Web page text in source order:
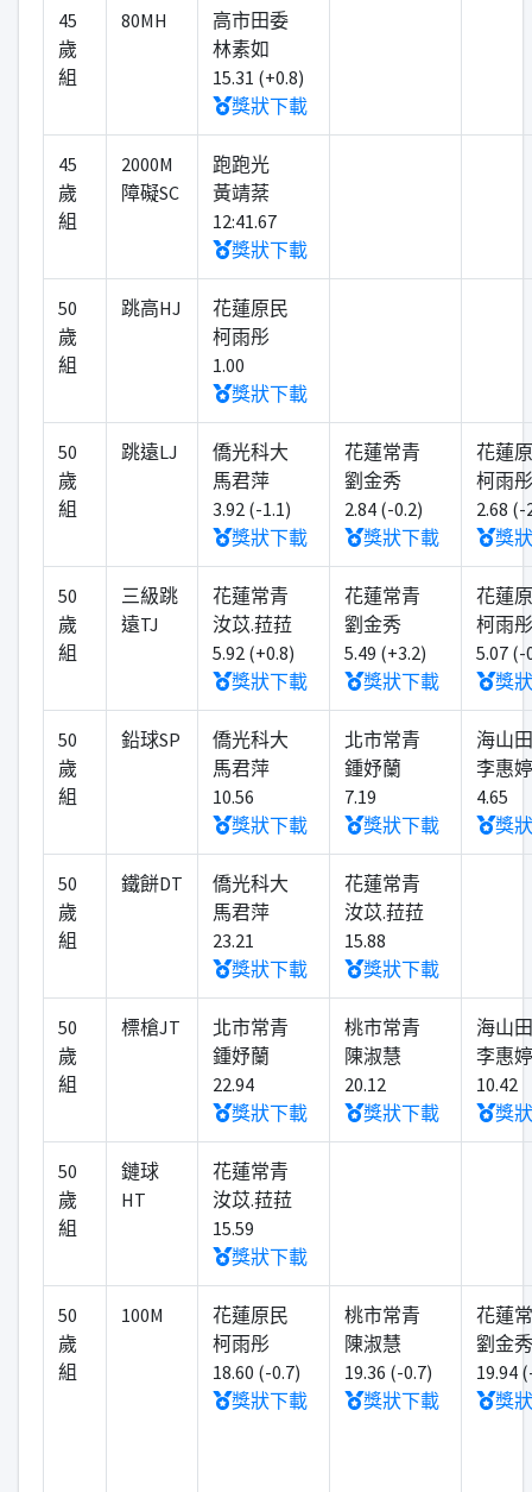
45
歲
組
80MH
高市田委
林素如
15.31 (+0.8)
獎狀下載
45
歲
組
2000M
障礙SC
跑跑光
黃靖棻
12:41.67
獎狀下載
50
歲
組
跳高HJ
花蓮原民
柯雨彤
1.00
獎狀下載
50
歲
組
跳遠LJ
僑光科大
馬君萍
3.92 (-1.1)
獎狀下載
花蓮常青
劉金秀
2.84 (-0.2)
獎狀下載
花蓮
柯雨彤
2.68 (-
獎
50
歲
組
三級跳
遠TJ
花蓮常青
汝苡.菈菈
5.92 (+0.8)
獎狀下載
花蓮常青
劉金秀
5.49 (+3.2)
獎狀下載
花蓮
柯雨彤
5.07 (-
獎
50
歲
組
鉛球SP
僑光科大
馬君萍
10.56
獎狀下載
北市常青
鍾妤蘭
7.19
獎狀下載
海山
李惠婷
4.65
獎
50
歲
組
鐵餅DT
僑光科大
馬君萍
23.21
獎狀下載
花蓮常青
汝苡.菈菈
15.88
獎狀下載
50
歲
組
標槍JT
北市常青
鍾妤蘭
22.94
獎狀下載
桃市常青
陳淑慧
20.12
獎狀下載
海山
李惠婷
10.42
獎
50
歲
組
鏈球
HT
花蓮常青
汝苡.菈菈
15.59
獎狀下載
50
歲
組
100M
花蓮原民
柯雨彤
18.60 (-0.7)
獎狀下載
桃市常青
陳淑慧
19.36 (-0.7)
獎狀下載
花蓮
劉金秀
19.94
獎